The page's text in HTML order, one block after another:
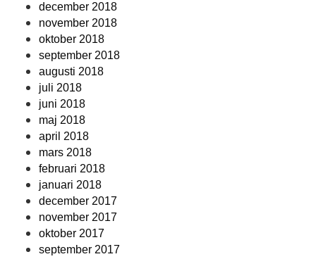
december 2018
november 2018
oktober 2018
september 2018
augusti 2018
juli 2018
juni 2018
maj 2018
april 2018
mars 2018
februari 2018
januari 2018
december 2017
november 2017
oktober 2017
september 2017